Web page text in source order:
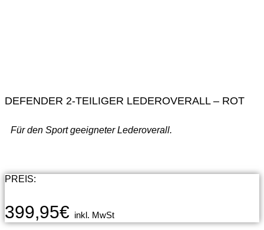
DEFENDER 2-TEILIGER LEDEROVERALL – ROT
Für den Sport geeigneter Lederoverall.
PREIS:
399,95€ inkl. MwSt